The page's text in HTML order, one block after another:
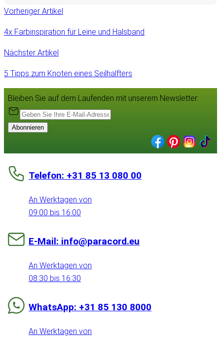
Vorheriger Artikel
4x Farbinspiration für Leine und Halsband
Nächster Artikel
5 Tipps zum Knoten eines Seilhalfters
Bleiben Sie auf dem Laufenden mit unserem Newsletter:
Abonnieren
Telefon: +31 85 13 080 00
An Werktagen von
09:00 bis 16:00
E-Mail: info@paracord.eu
An Werktagen von
08:30 bis 16:30
WhatsApp: +31 85 130 8000
An Werktagen von